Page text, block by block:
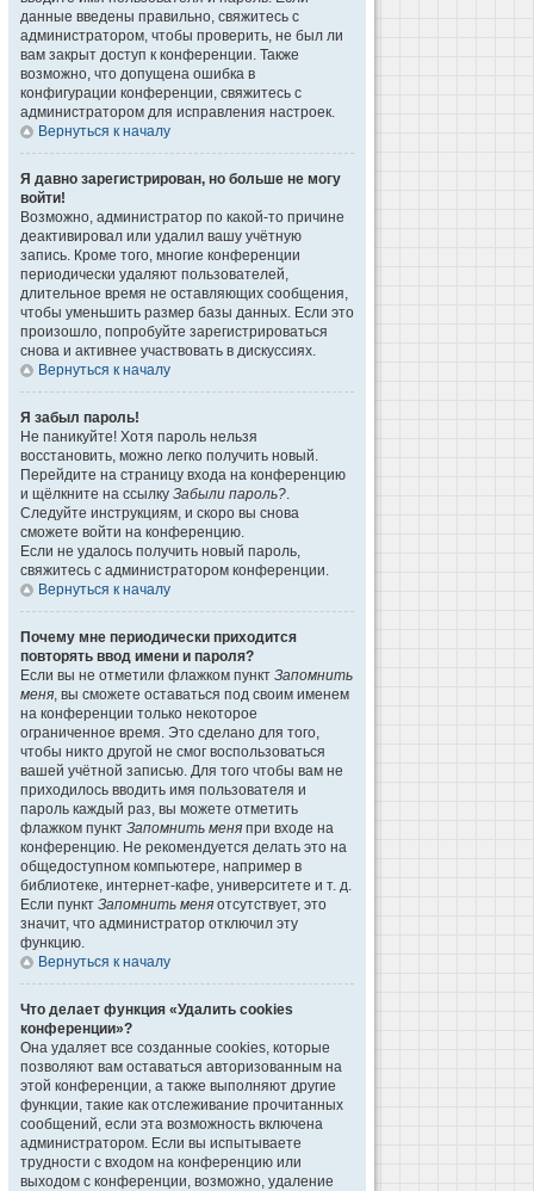
данные введены правильно, свяжитесь с
администратором, чтобы проверить, не был ли
вам закрыт доступ к конференции. Также
возможно, что допущена ошибка в
конфигурации конференции, свяжитесь с
администратором для исправления настроек.
Вернуться к началу
Я давно зарегистрирован, но больше не могу
войти!
Возможно, администратор по какой-то причине
деактивировал или удалил вашу учётную
запись. Кроме того, многие конференции
периодически удаляют пользователей,
длительное время не оставляющих сообщения,
чтобы уменьшить размер базы данных. Если это
произошло, попробуйте зарегистрироваться
снова и активнее участвовать в дискуссиях.
Вернуться к началу
Я забыл пароль!
Не паникуйте! Хотя пароль нельзя
восстановить, можно легко получить новый.
Перейдите на страницу входа на конференцию
и щёлкните на ссылку Забыли пароль?.
Следуйте инструкциям, и скоро вы снова
сможете войти на конференцию.
Если не удалось получить новый пароль,
свяжитесь с администратором конференции.
Вернуться к началу
Почему мне периодически приходится
повторять ввод имени и пароля?
Если вы не отметили флажком пункт Запомнить
меня, вы сможете оставаться под своим именем
на конференции только некоторое
ограниченное время. Это сделано для того,
чтобы никто другой не смог воспользоваться
вашей учётной записью. Для того чтобы вам не
приходилось вводить имя пользователя и
пароль каждый раз, вы можете отметить
флажком пункт Запомнить меня при входе на
конференцию. Не рекомендуется делать это на
общедоступном компьютере, например в
библиотеке, интернет-кафе, университете и т. д.
Если пункт Запомнить меня отсутствует, это
значит, что администратор отключил эту
функцию.
Вернуться к началу
Что делает функция «Удалить cookies
конференции»?
Она удаляет все созданные cookies, которые
позволяют вам оставаться авторизованным на
этой конференции, а также выполняют другие
функции, такие как отслеживание прочитанных
сообщений, если эта возможность включена
администратором. Если вы испытываете
трудности с входом на конференцию или
выходом с конференции, возможно, удаление